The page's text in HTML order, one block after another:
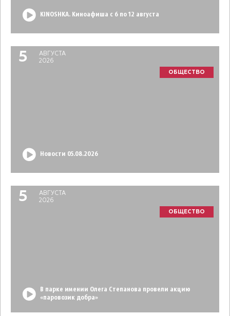
KINOSHKA. Киноафиша с 6 по 12 августа
5
АВГУСТА
2026
ОБЩЕСТВО
Новости 05.08.2026
5
АВГУСТА
2026
ОБЩЕСТВО
В парке имении Олега Степанова провели акцию
«паровозик добра»